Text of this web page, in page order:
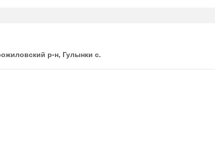
р-н, Гулынки с.